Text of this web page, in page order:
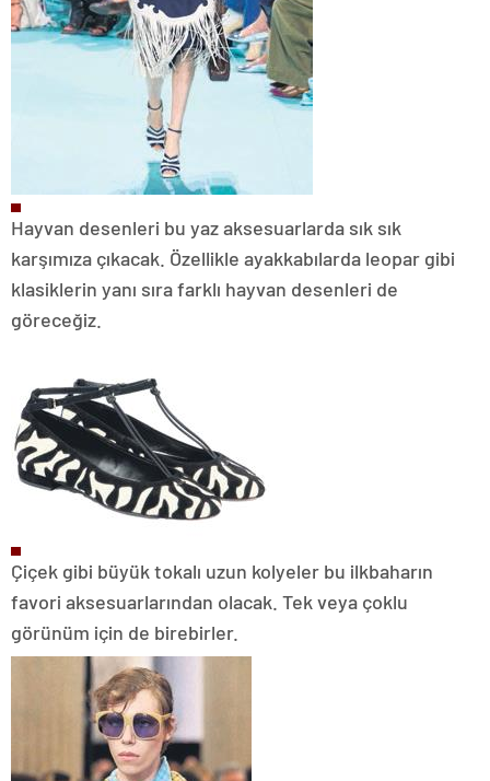
Hayvan desenleri bu yaz aksesuarlarda sık sık
karşımıza çıkacak. Özellikle ayakkabılarda leopar gibi
klasiklerin yanı sıra farklı hayvan desenleri de
göreceğiz.
Çiçek gibi büyük tokalı uzun kolyeler bu ilkbaharın
favori aksesuarlarından olacak. Tek veya çoklu
görünüm için de birebirler.